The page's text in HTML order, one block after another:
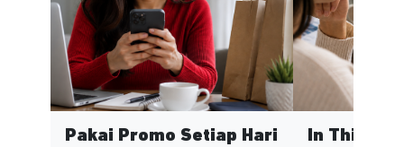
Pakai Promo Setiap Hari
In This